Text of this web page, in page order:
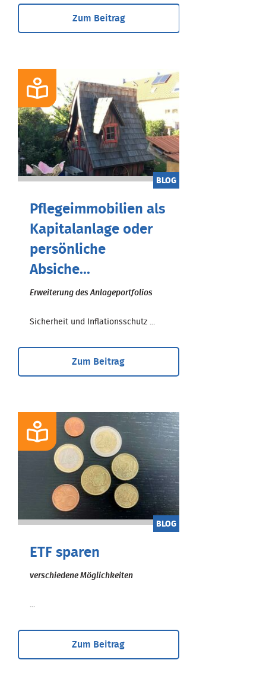
Zum Beitrag
BLOG
Pflegeimmobilien als
Kapitalanlage oder
persönliche
Absiche...
Erweiterung des Anlageportfolios
Sicherheit und Inflationsschutz ...
Zum Beitrag
BLOG
ETF sparen
verschiedene Möglichkeiten
...
Zum Beitrag